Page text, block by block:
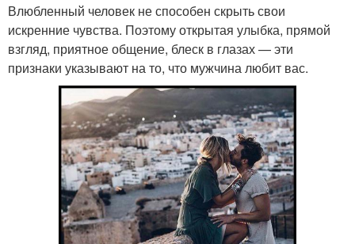
Влюбленный человек не способен скрыть свои
искренние чувства. Поэтому открытая улыбка, прямой
взгляд, приятное общение, блеск в глазах — эти
признаки указывают на то, что мужчина любит вас.